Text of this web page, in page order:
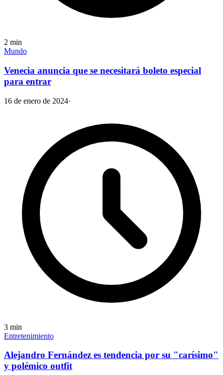
2 min
Mundo
Venecia anuncia que se necesitará boleto especial
para entrar
16 de enero de 2024·
3 min
Entretenimiento
Alejandro Fernández es tendencia por su "carísimo"
y polémico outfit